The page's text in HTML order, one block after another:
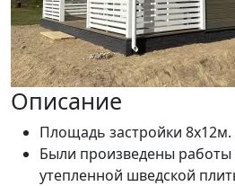
Описание
Площадь застройки 8х12м.
Были произведены работы
утепленной шведской